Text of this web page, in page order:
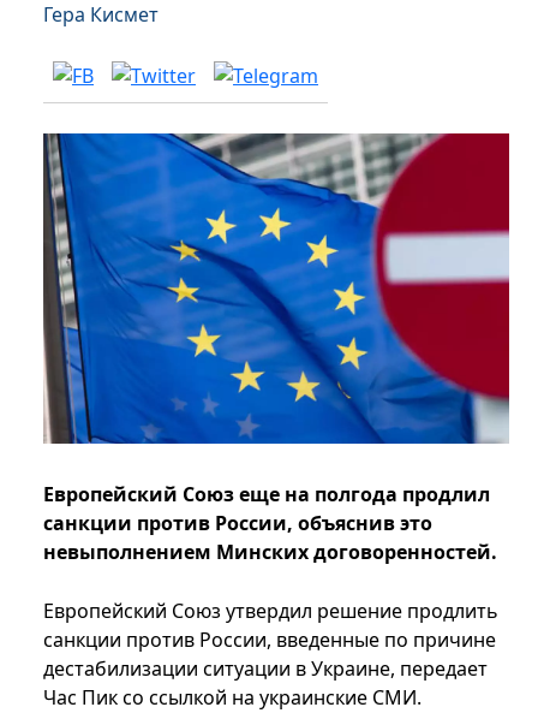
Гера Кисмет
Европейский Союз еще на полгода продлил
санкции против России, объяснив это
невыполнением Минских договоренностей.
Европейский Союз утвердил решение продлить
санкции против России, введенные по причине
дестабилизации ситуации в Украине, передает
Час Пик со ссылкой на украинские СМИ.